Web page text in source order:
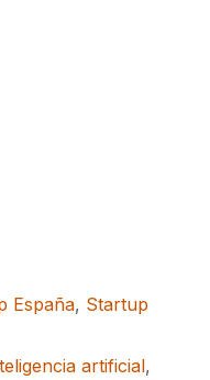
España, Startup
artificial,